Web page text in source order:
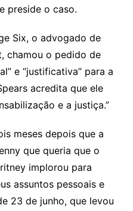
preside o caso.
Six, o advogado de
chamou o pedido de
e “justificativa” para a
acredita que ele
e a justiça.”
meses depois que a
que queria que o
implorou para
assuntos pessoais e
23 de junho, que levou